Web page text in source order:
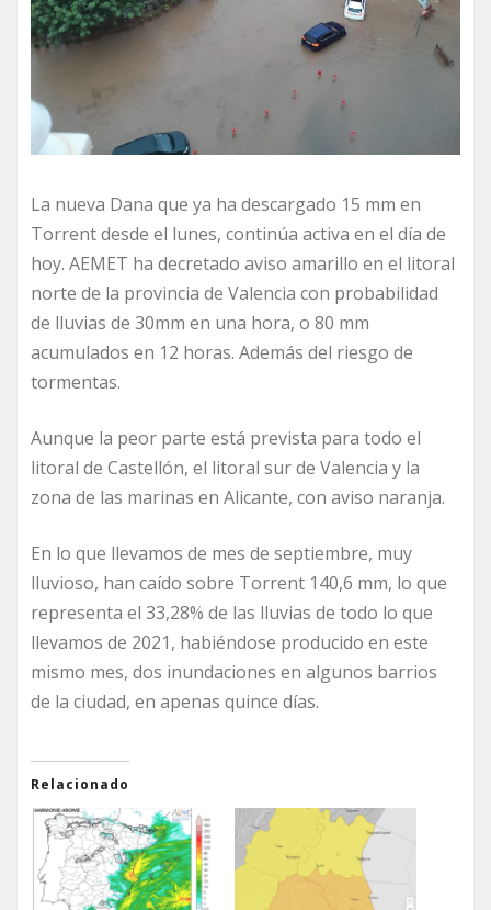
La nueva Dana que ya ha descargado 15 mm en
Torrent desde el lunes, continúa activa en el día de
hoy. AEMET ha decretado aviso amarillo en el litoral
norte de la provincia de Valencia con probabilidad
de lluvias de 30mm en una hora, o 80 mm
acumulados en 12 horas. Además del riesgo de
tormentas.
Aunque la peor parte está prevista para todo el
litoral de Castellón, el litoral sur de Valencia y la
zona de las marinas en Alicante, con aviso naranja.
En lo que llevamos de mes de septiembre, muy
lluvioso, han caído sobre Torrent 140,6 mm, lo que
representa el 33,28% de las lluvias de todo lo que
llevamos de 2021, habiéndose producido en este
mismo mes, dos inundaciones en algunos barrios
de la ciudad, en apenas quince días.
Relacionado